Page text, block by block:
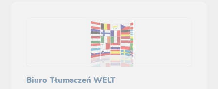
Biuro Tłumaczeń WELT